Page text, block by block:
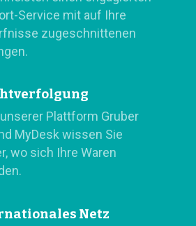
Service mit auf Ihre
zugeschnittenen
Plattform Gruber
MyDesk wissen Sie
wo sich Ihre Waren
Netz